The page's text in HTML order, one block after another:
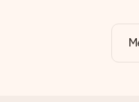
noch eines unserer
Geschenk die perfekte